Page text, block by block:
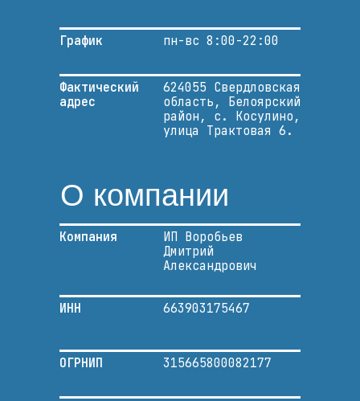
О компании
График пн-вс 8:00-22:00
Фактический
адрес
624055 Свердловская
область, Белоярский
район, с. Косулино,
улица Трактовая 6.
ОГРНИП 315665800082177
ИНН
Компания
663903175467
ИП Воробьев
Дмитрий
Александрович